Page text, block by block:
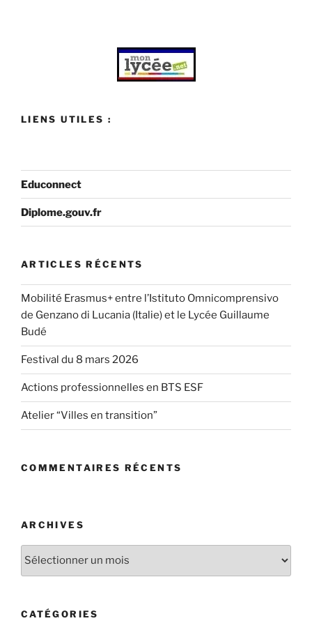
LIENS UTILES :
Educonnect
Diplome.gouv.fr
ARTICLES RÉCENTS
Mobilité Erasmus+ entre l’Istituto Omnicomprensivo
de Genzano di Lucania (Italie) et le Lycée Guillaume
Budé
Festival du 8 mars 2026
Actions professionnelles en BTS ESF
Atelier “Villes en transition”
COMMENTAIRES RÉCENTS
ARCHIVES
Archives
CATÉGORIES